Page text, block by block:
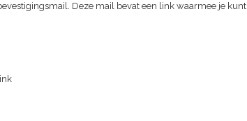
Deze mail bevat een link waarmee je kunt